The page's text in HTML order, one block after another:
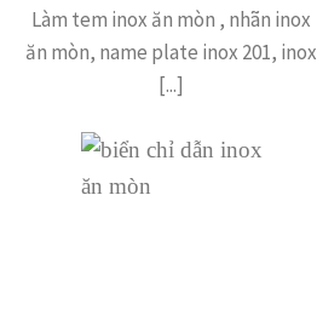
Làm tem inox ăn mòn , nhãn inox
ăn mòn, name plate inox 201, inox
[...]